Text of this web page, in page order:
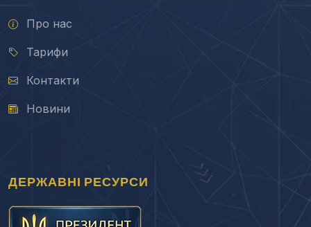
Про нас
Тарифи
Контакти
Новини
ДЕРЖАВНІ РЕСУРСИ